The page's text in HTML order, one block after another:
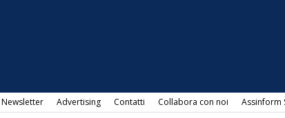
Newsletter Advertising Contatti Collabora con noi Assinform